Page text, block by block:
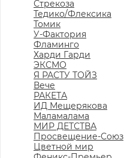
Стрекоза
Тедико/Флексика
Томик
У-Фактория
Фламинго
Харди Гарди
ЭКСМО
Я РАСТУ ТОЙЗ
Вече
РАКЕТА
ИД Мещерякова
Маламалама
МИР ДЕТСТВА
Просвещение-Союз
Цветной мир